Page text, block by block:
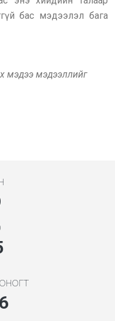
бас мэдээлэл бага
мэдээ мэдээллийг